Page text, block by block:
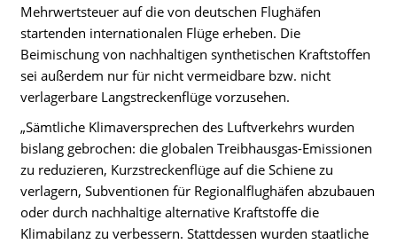
Mehrwertsteuer auf die von deutschen Flughäfen
startenden internationalen Flüge erheben. Die
Beimischung von nachhaltigen synthetischen Kraftstoffen
sei außerdem nur für nicht vermeidbare bzw. nicht
verlagerbare Langstreckenflüge vorzusehen.
„Sämtliche Klimaversprechen des Luftverkehrs wurden
bislang gebrochen: die globalen Treibhausgas-Emissionen
zu reduzieren, Kurzstreckenflüge auf die Schiene zu
verlagern, Subventionen für Regionalflughäfen abzubauen
oder durch nachhaltige alternative Kraftstoffe die
Klimabilanz zu verbessern. Stattdessen wurden staatliche